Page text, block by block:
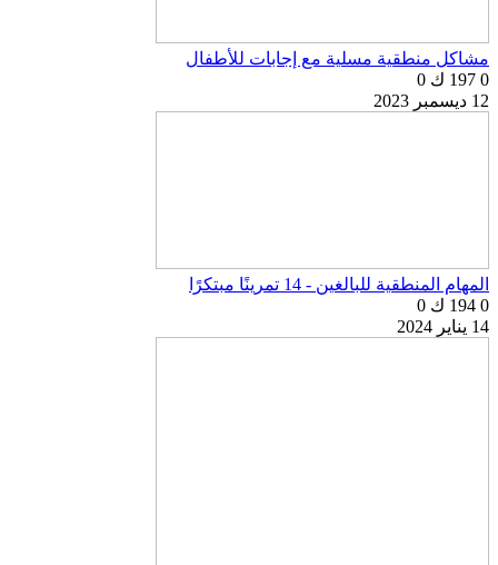
مشاكل منطقية مسلية مع إجابات للأطفال
0 197 ك
0
12 ديسمبر 2023
المهام المنطقية للبالغين - 14 تمرينًا مبتكرًا
0 194 ك
0
14 يناير 2024